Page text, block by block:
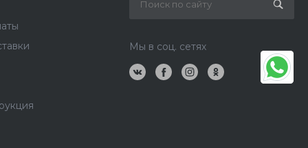
Мы в соц. сетях